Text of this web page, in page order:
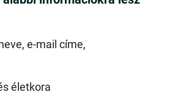
e-mail címe,
életkora